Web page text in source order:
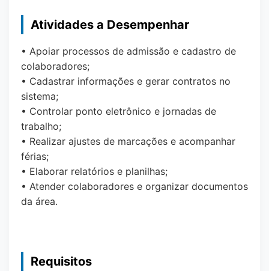
Atividades a Desempenhar
• Apoiar processos de admissão e cadastro de
colaboradores;
• Cadastrar informações e gerar contratos no
sistema;
• Controlar ponto eletrônico e jornadas de
trabalho;
• Realizar ajustes de marcações e acompanhar
férias;
• Elaborar relatórios e planilhas;
• Atender colaboradores e organizar documentos
da área.
Requisitos